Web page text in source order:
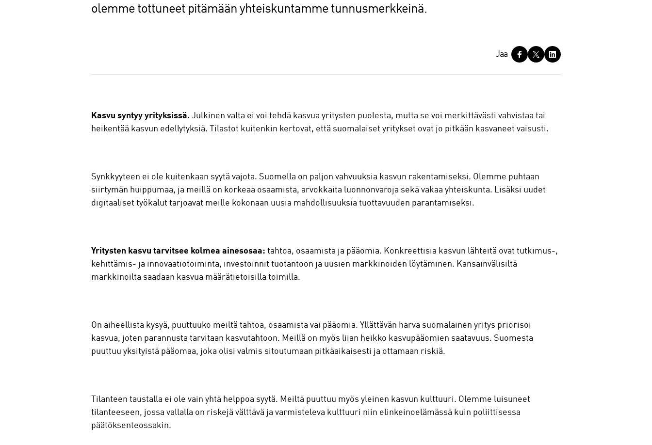
olemme tottuneet pitämään yhteiskuntamme tunnusmerkkeinä.
a
Jaa
Kasvu syntyy yrityksissä. Julkinen valta ei voi tehdä kasvua yritysten puolesta, mutta se voi merkittävästi vahvistaa tai
heikentää kasvun edellytyksiä. Tilastot kuitenkin kertovat, että suomalaiset yritykset ovat jo pitkään kasvaneet vaisusti.
Synkkyyteen ei ole kuitenkaan syytä vajota. Suomella on paljon vahvuuksia kasvun rakentamiseksi. Olemme puhtaan
siirtymän huippumaa, ja meillä on korkeaa osaamista, arvokkaita luonnonvaroja sekä vakaa yhteiskunta. Lisäksi uudet
digitaaliset työkalut tarjoavat meille kokonaan uusia mahdollisuuksia tuottavuuden parantamiseksi.
Yritysten kasvu tarvitsee kolmea ainesosaa: tahtoa, osaamista ja pääomia. Konkreettisia kasvun lähteitä ovat tutkimus-,
kehittämis- ja innovaatiotoiminta, investoinnit tuotantoon ja uusien markkinoiden löytäminen. Kansainvälisiltä
markkinoilta saadaan kasvua määrätietoisilla toimilla.
On aiheellista kysyä, puuttuuko meiltä tahtoa, osaamista vai pääomia. Yllättävän harva suomalainen yritys priorisoi
kasvua, joten parannusta tarvitaan kasvutahtoon. Meillä on myös liian heikko kasvupääomien saatavuus. Suomesta
puuttuu yksityistä pääomaa, joka olisi valmis sitoutumaan pitkäaikaisesti ja ottamaan riskiä.
Tilanteen taustalla ei ole vain yhtä helppoa syytä. Meiltä puuttuu myös yleinen kasvun kulttuuri. Olemme luisuneet
tilanteeseen, jossa vallalla on riskejä välttävä ja varmisteleva kulttuuri niin elinkeinoelämässä kuin poliittisessa
päätöksenteossakin.